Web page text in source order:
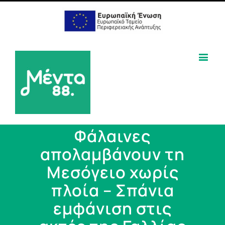
Φάλαινες
απολαμβάνουν τη
Μεσόγειο χωρίς
πλοία – Σπάνια
εμφάνιση στις